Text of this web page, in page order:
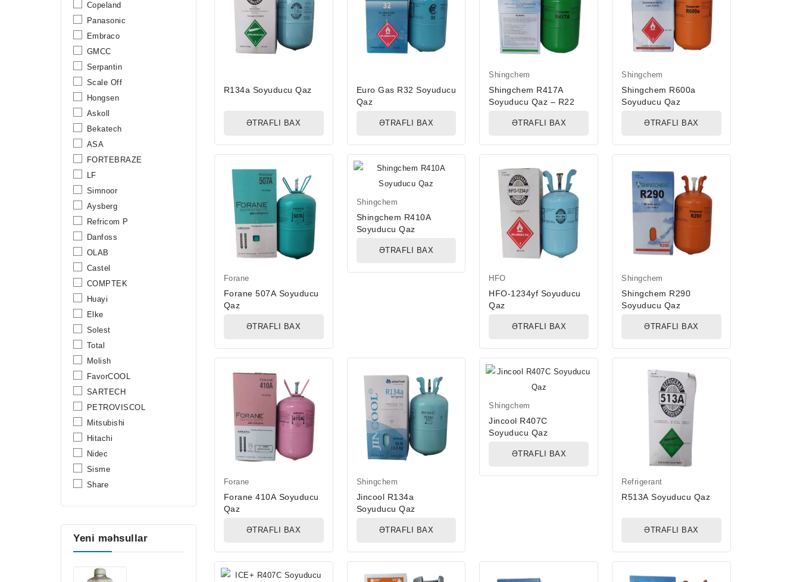
Copeland
Panasonic
Embraco
GMCC
Serpantin
Scale Off
Hongsen
Askoll
Bekatech
ASA
FORTEBRAZE
LF
Simnoor
Aysberg
Refricom P
Danfoss
OLAB
Castel
COMPTEK
Huayi
Elke
Solest
Total
Molish
FavorCOOL
SARTECH
PETROVISCOL
Mitsubishi
Hitachi
Nidec
Sisme
Share
Yeni məhsullar
R134a Soyuducu Qaz
ƏTRAFLI BAX
Euro Gas R32 Soyuducu
Qaz
ƏTRAFLI BAX
Shingchem
Shingchem R417A
Soyuducu Qaz – R22
ƏTRAFLI BAX
Shingchem
Shingchem R600a
Soyuducu Qaz
ƏTRAFLI BAX
Forane
Forane 507A Soyuducu
Qaz
ƏTRAFLI BAX
Shingchem
Shingchem R410A
Soyuducu Qaz
ƏTRAFLI BAX
HFO
HFO-1234yf Soyuducu
Qaz
ƏTRAFLI BAX
Shingchem
Shingchem R290
Soyuducu Qaz
ƏTRAFLI BAX
Forane
Forane 410A Soyuducu
Qaz
ƏTRAFLI BAX
Shingchem
Jincool R134a
Soyuducu Qaz
ƏTRAFLI BAX
Shingchem
Jincool R407C
Soyuducu Qaz
ƏTRAFLI BAX
Refrigerant
R513A Soyuducu Qaz
ƏTRAFLI BAX